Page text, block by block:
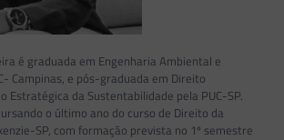
é graduada em Engenharia Ambiental e
Campinas, e pós-graduada em Direito
Estratégica da Sustentabilidade pela PUC-SP.
o último ano do curso de Direito da
SP, com formação prevista no 1º semestre